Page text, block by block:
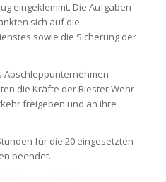
eingeklemmt. Die Aufgaben
sich auf die
sowie die Sicherung der
Abschleppunternehmen
die Kräfte der Riester Wehr
freigeben und an ihre
für die 20 eingesetzten
beendet.